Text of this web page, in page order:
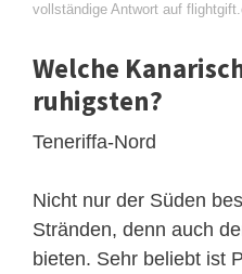
vollständige Antwort auf
Welche
ruhigsten?
Teneriffa-Nord
Nicht nur der Süden
Stränden, denn auch
bieten. Sehr beliebt ist